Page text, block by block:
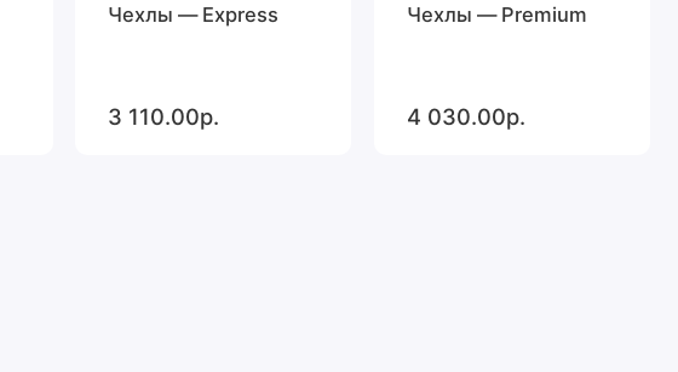
Чехлы — Express
3 110.00р.
Чехлы — Premium
4 030.00р.